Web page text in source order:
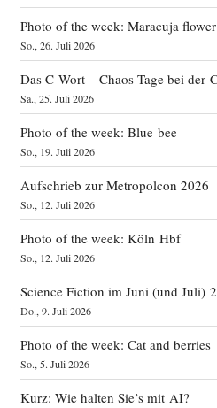
Photo of the week: Maracuja flower
So., 26. Juli 2026
Das C‑Wort – Chaos-Tage bei der
Sa., 25. Juli 2026
Photo of the week: Blue bee
So., 19. Juli 2026
Aufschrieb zur Metropolcon 2026
So., 12. Juli 2026
Photo of the week: Köln Hbf
So., 12. Juli 2026
Science Fiction im Juni (und Juli)
Do., 9. Juli 2026
Photo of the week: Cat and berries
So., 5. Juli 2026
Kurz: Wie halten Sie’s mit AI?